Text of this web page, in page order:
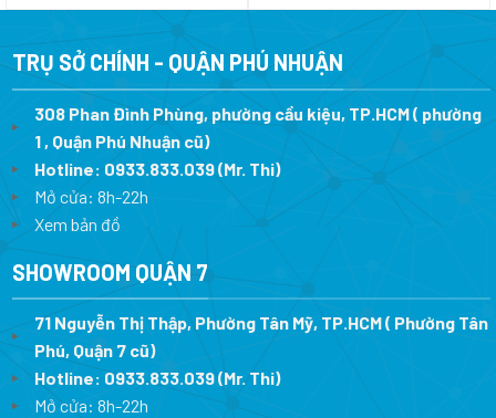
là:
tại
9.035.000 ₫.
là:
TRỤ SỞ CHÍNH - QUẬN PHÚ NHUẬN
308 Phan Đình Phùng, phường cầu kiệu, TP.HCM ( phường
1 , Quận Phú Nhuận cũ)
Hotline: 0933.833.039(Mr. Thi)
Mở cửa: 8h-22h
Xem bản đồ
SHOWROOM QUẬN 7
71 Nguyễn Thị Thập, Phường Tân Mỹ, TP.HCM ( Phường Tân
Phú, Quận 7 cũ)
Hotline: 0933.833.039(Mr. Thi)
Mở cửa: 8h-22h